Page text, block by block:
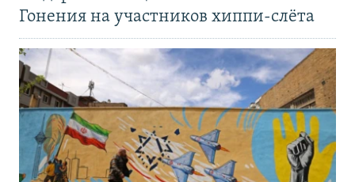
Гонения на участников хиппи-слёта